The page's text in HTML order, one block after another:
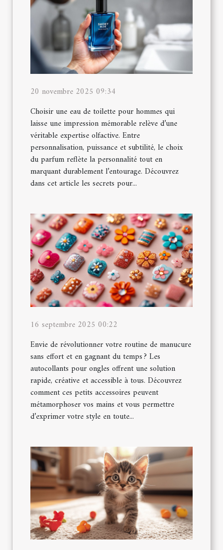
20 novembre 2025 09:34
Choisir une eau de toilette pour hommes qui
laisse une impression mémorable relève d’une
véritable expertise olfactive. Entre
personnalisation, puissance et subtilité, le choix
du parfum reflète la personnalité tout en
marquant durablement l’entourage. Découvrez
dans cet article les secrets pour...
16 septembre 2025 00:22
Envie de révolutionner votre routine de manucure
sans effort et en gagnant du temps ? Les
autocollants pour ongles offrent une solution
rapide, créative et accessible à tous. Découvrez
comment ces petits accessoires peuvent
métamorphoser vos mains et vous permettre
d’exprimer votre style en toute...